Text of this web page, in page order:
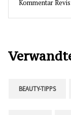
Kommentar
BEAUTY-TIPPS